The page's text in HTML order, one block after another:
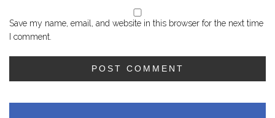
Save my name, email, and website in this browser for the next time
I comment.